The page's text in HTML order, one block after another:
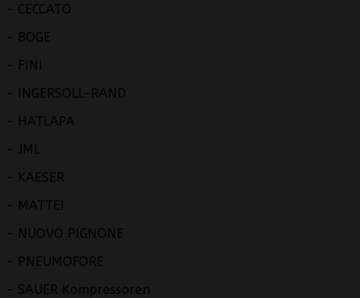
- CECCATO
- BOGE
- FINI
- INGERSOLL-RAND
- HATLAPA
- JML
- KAESER
- MATTEI
- NUOVO PIGNONE
- PNEUMOFORE
- SAUER Kompressoren